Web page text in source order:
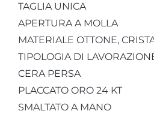
TAGLIA UNICA
APERTURA A MOLLA
MATERIALE OTTONE,
TIPOLOGIA DI
CERA PERSA
PLACCATO ORO 24 KT
SMALTATO A MANO